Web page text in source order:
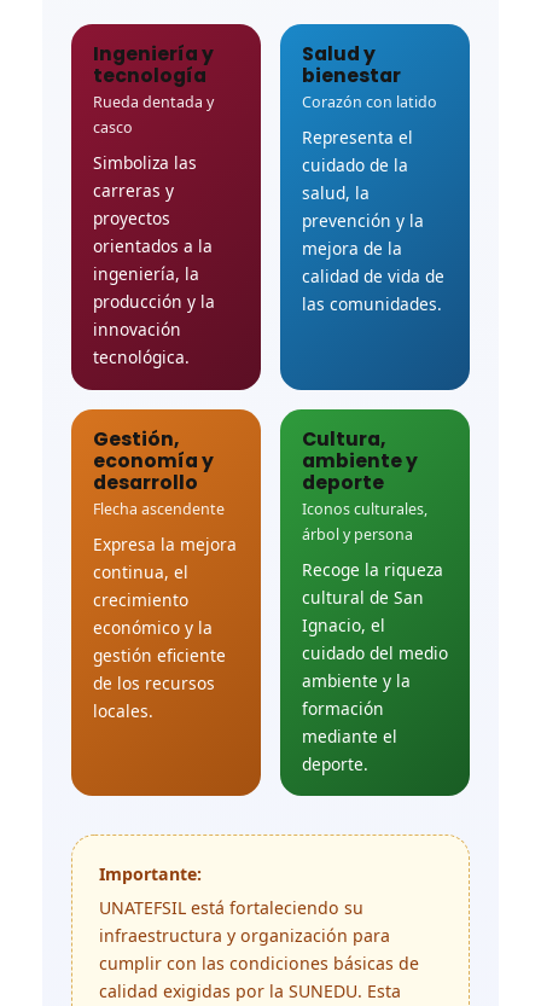
Ingeniería y
tecnología
Rueda dentada y
casco
Simboliza las
carreras y
proyectos
orientados a la
ingeniería, la
producción y la
innovación
tecnológica.
Salud y
bienestar
Corazón con latido
Representa el
cuidado de la
salud, la
prevención y la
mejora de la
calidad de vida de
las comunidades.
Gestión,
economía y
desarrollo
Flecha ascendente
Expresa la mejora
continua, el
crecimiento
económico y la
gestión eficiente
de los recursos
locales.
Cultura,
ambiente y
deporte
Iconos culturales,
árbol y persona
Recoge la riqueza
cultural de San
Ignacio, el
cuidado del medio
ambiente y la
formación
mediante el
deporte.
Importante:
UNATEFSIL está fortaleciendo su
infraestructura y organización para
cumplir con las condiciones básicas de
calidad exigidas por la SUNEDU. Esta